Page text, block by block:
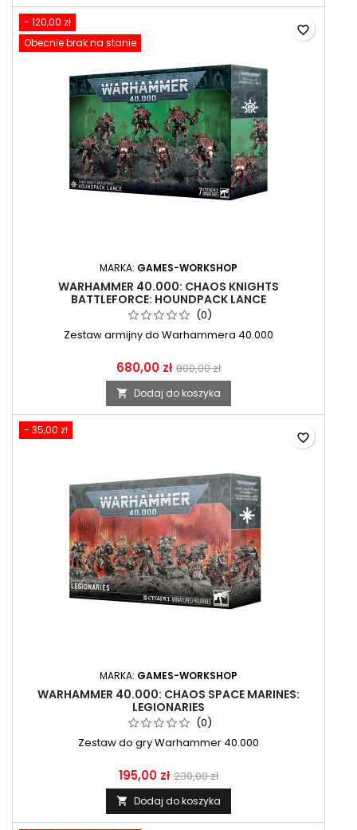
- 120,00 zł
Obecnie brak na stanie
MARKA: GAMES-WORKSHOP
WARHAMMER 40.000: CHAOS KNIGHTS
BATTLEFORCE: HOUNDPACK LANCE
(0)
Zestaw armijny do Warhammera 40.000
680,00 zł 800,00 zł
 Dodaj do koszyka
favorite_border
- 35,00 zł
MARKA: GAMES-WORKSHOP
WARHAMMER 40.000: CHAOS SPACE MARINES:
LEGIONARIES
(0)
Zestaw do gry Warhammer 40.000
195,00 zł 230,00 zł
 Dodaj do koszyka
favorite_border